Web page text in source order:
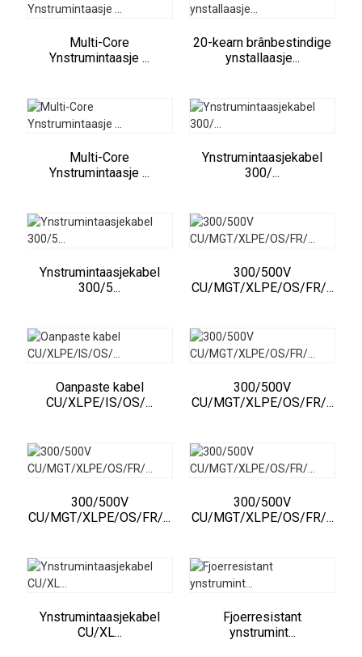
Multi-Core
Ynstrumintaasje ...
20-kearn brânbestindige
ynstallaasje...
Multi-Core
Ynstrumintaasje ...
Ynstrumintaasjekabel
300/...
Ynstrumintaasjekabel
300/5...
300/500V
CU/MGT/XLPE/OS/FR/...
Oanpaste kabel
CU/XLPE/IS/OS/...
300/500V
CU/MGT/XLPE/OS/FR/...
300/500V
CU/MGT/XLPE/OS/FR/...
300/500V
CU/MGT/XLPE/OS/FR/...
Ynstrumintaasjekabel
CU/XL...
Fjoerresistant
ynstrumint...